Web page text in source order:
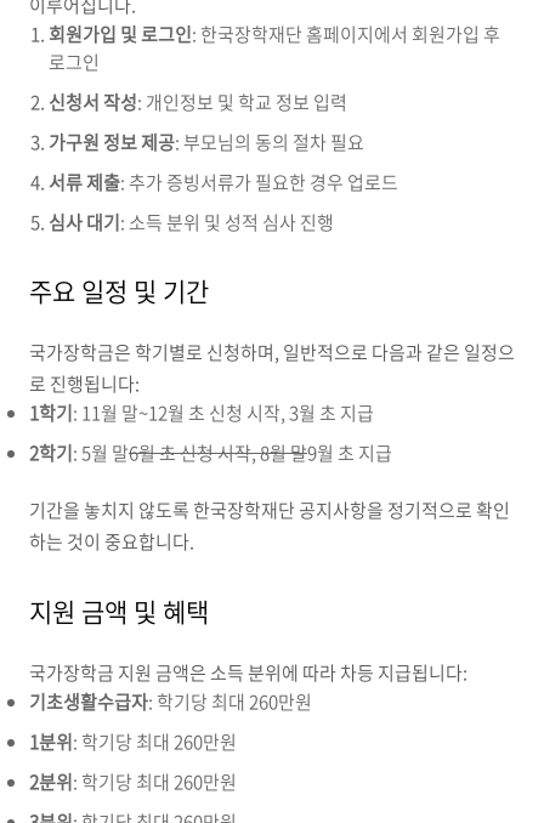
회원가입 및 로그인: 한국장학재단 홈페이지에서 회원가입 후
로그인
신청서 작성: 개인정보 및 학교 정보 입력
가구원 정보 제공: 부모님의 동의 절차 필요
서류 제출: 추가 증빙서류가 필요한 경우 업로드
심사 대기: 소득 분위 및 성적 심사 진행
주요 일정 및 기간
국가장학금은 학기별로 신청하며, 일반적으로 다음과 같은 일정으
로 진행됩니다:
1학기: 11월 말~12월 초 신청 시작, 3월 초 지급
2학기: 5월 말6월 초 신청 시작, 8월 말9월 초 지급
기간을 놓치지 않도록 한국장학재단 공지사항을 정기적으로 확인
하는 것이 중요합니다.
지원 금액 및 혜택
국가장학금 지원 금액은 소득 분위에 따라 차등 지급됩니다:
기초생활수급자: 학기당 최대 260만원
1분위: 학기당 최대 260만원
2분위: 학기당 최대 260만원